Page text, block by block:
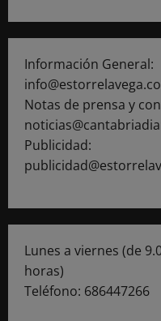
Información General:
Notas de prensa y
Publicidad:
Lunes a viernes (de
horas)
Teléfono: 686447266